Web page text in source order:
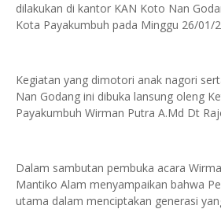
dilakukan di kantor KAN Koto Nan
Kota Payakumbuh pada Minggu 26/01/
Kegiatan yang dimotori anak nagori
Nan Godang ini dibuka lansung oleng
Payakumbuh Wirman Putra A.Md Dt
Dalam sambutan pembuka acara
Mantiko Alam menyampaikan bahwa
utama dalam menciptakan generasi